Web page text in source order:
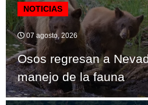
NOTICIAS
07 agosto, 2026
Osos regresan a
manejo de la fauna